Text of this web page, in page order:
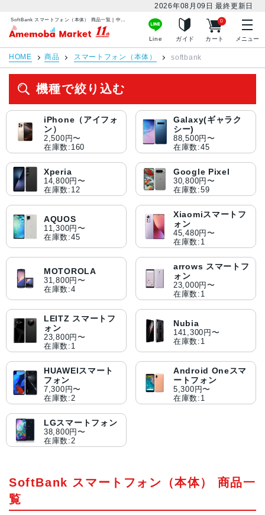
2026年08月09日 最終更新日
アメモバマーケット
Line ガイド カート
0
メニュー
HOME 商品 スマートフォン（本体） softbank
機種で絞り込む
iPhone（アイフォ
ン）
2,500円〜
在庫数:160
Galaxy(ギャラク
シー)
88,500円〜
在庫数:45
Xperia
14,800円〜
在庫数:12
Google Pixel
30,800円〜
在庫数:59
AQUOS
11,300円〜
在庫数:45
Xiaomiスマートフ
ォン
45,480円〜
在庫数:1
MOTOROLA
31,800円〜
在庫数:4
arrows スマートフ
ォン
23,000円〜
在庫数:1
LEITZ スマートフ
ォン
23,800円〜
在庫数:1
Nubia
141,300円〜
在庫数:1
HUAWEIスマート
フォン
7,300円〜
在庫数:2
Android Oneスマ
ートフォン
5,300円〜
在庫数:1
LGスマートフォン
38,800円〜
在庫数:2
SoftBank スマートフォン（本体） 商品一
覧